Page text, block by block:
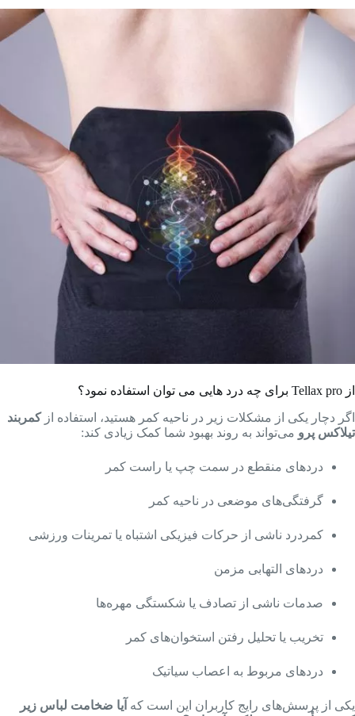
از Tellax pro برای چه درد هایی می توان استفاده نمود؟
اگر دچار یکی از مشکلات زیر در ناحیه کمر هستید، استفاده ازکمربند
تیلاکس پرو می‌تواند به روند بهبود شما کمک زیادی کند:
دردهای منقطع در سمت چپ یا راست کمر
گرفتگی‌های موضعی در ناحیه کمر
کمردرد ناشی از حرکات فیزیکی اشتباه یا تمرینات ورزشی
دردهای التهابی مزمن
صدمات ناشی از تصادف یا شکستگی مهره‌ها
تخریب یا تحلیل رفتن استخوان‌های کمر
دردهای مربوط به اعصاب سیاتیک
یکی از پرسش‌های رایج کاربران این است که آیا ضخامت لباس زیر